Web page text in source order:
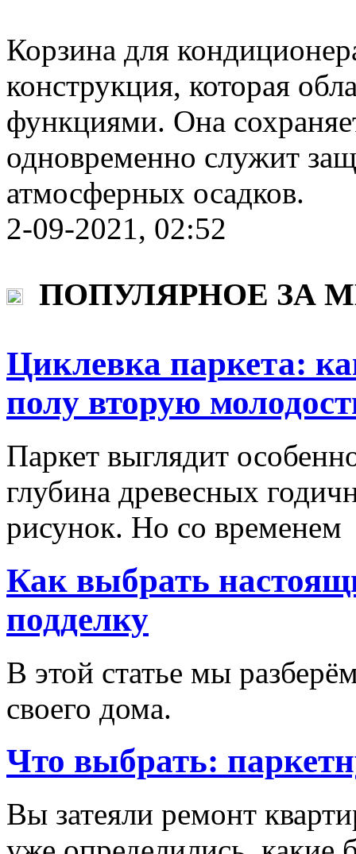
Корзина для
конструкция, которая
функциями. Она
одновременно служит
атмосферных осадков.
2-09-2021, 02:52
ПОПУЛЯРНОЕ ЗА
Циклевка паркета:
полу вторую
Паркет выглядит
глубина древесных
рисунок. Но со временем
Как выбрать
подделку
В этой статье мы
своего дома.
Что выбрать:
Вы затеяли ремонт